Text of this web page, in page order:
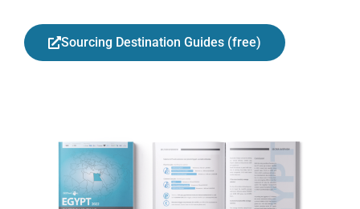
Sourcing Destination Guides (free)